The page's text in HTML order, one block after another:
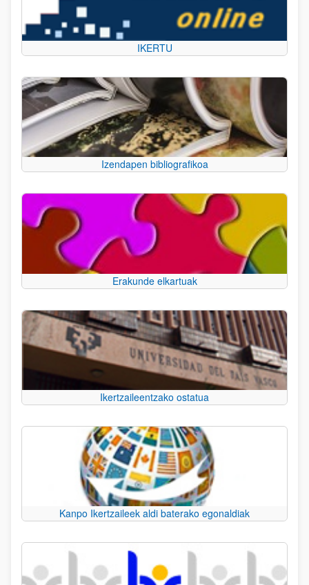
IKERTU
Izendapen bibliografikoa
Erakunde elkartuak
Ikertzaileentzako ostatua
Kanpo Ikertzaileek aldi baterako egonaldiak